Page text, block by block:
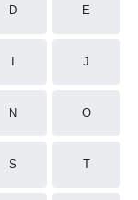
D E
J
N O
S T